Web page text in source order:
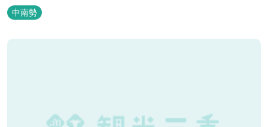
ラストを織り成します。 松阪の観光情報は、松阪観光インフォメー
ションサイト ワクワク松阪 ...
中南勢